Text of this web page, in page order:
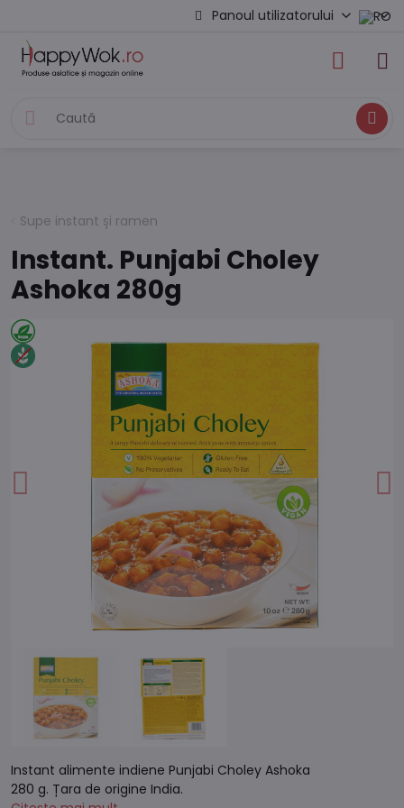
Panoul utilizatorului
Caută
Supe instant și ramen
Instant. Punjabi Choley
Ashoka 280g
Instant alimente indiene Punjabi Choley Ashoka
280 g. Țara de origine India.